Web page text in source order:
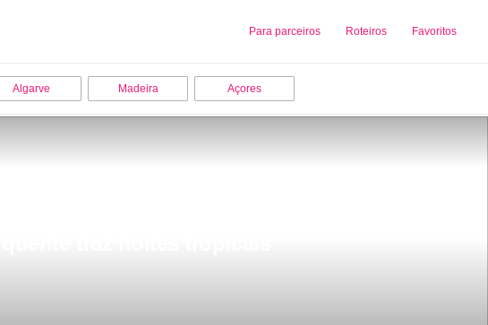
Para parceiros Roteiros Favoritos
Sobre nós Adicionar uma Empresa
Algarve Madeira Açores